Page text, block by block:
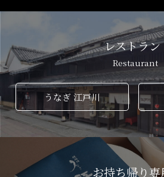
レストラン
Restaurant
うなぎ 江戸川
お持ち帰り専